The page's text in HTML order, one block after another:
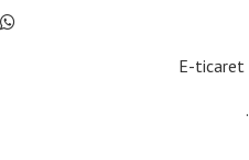
E-ticaret
.